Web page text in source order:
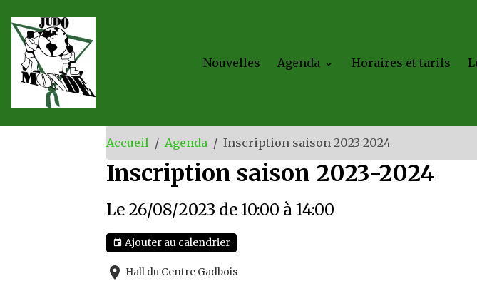
Nouvelles Agenda Horaires et tarifs
Accueil Agenda Inscription saison 2023-2024
Inscription saison 2023-2024
Le 26/08/2023 de 10:00 à 14:00
Ajouter au calendrier
Hall du Centre Gadbois